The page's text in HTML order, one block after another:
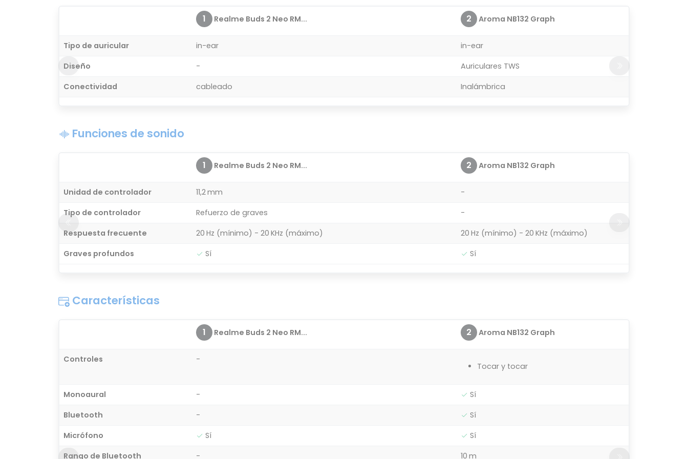
1 Realme Buds 2 Neo RM... 2 Aroma NB132 Graph
Tipo de auricular in-ear
in-ear
Diseño
-
Auriculares TWS
Conectividad
cableado Inalámbrica
Funciones de sonido
1 Realme Buds 2 Neo RM... 2 Aroma NB132 Graph
Unidad de controlador 11,2 mm
-
Tipo de controlador
Refuerzo de graves
-
Respuesta frecuente
20 Hz (mínimo) - 20 KHz (máximo)
20 Hz (mínimo) - 20 KHz (máximo)
Graves profundos
Sí Sí
Características
1 Realme Buds 2 Neo RM... 2 Aroma NB132 Graph
Controles -
Tocar y tocar
Monoaural -
Sí
Bluetooth
-
Sí
Micrófono
Sí
Sí
Rango de Bluetooth
- 10 m